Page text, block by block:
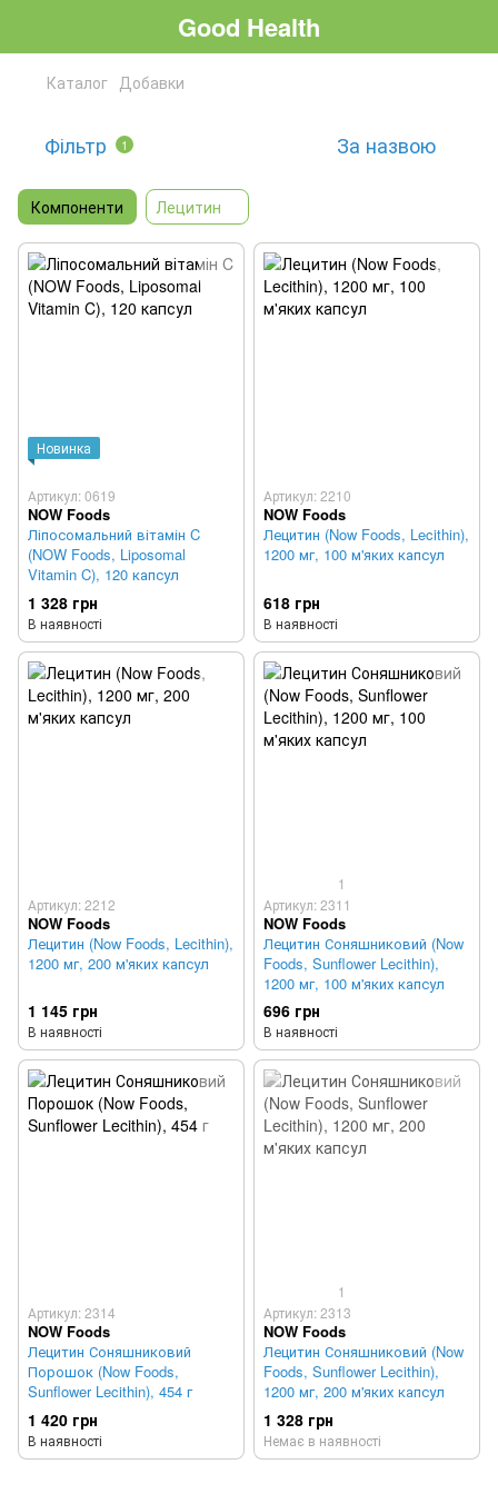
Good Health
Каталог Добавки
Фільтр 1 За назвою
Компоненти Лецитин
Новинка
Артикул: 0619
NOW Foods
Ліпосомальний вітамін C
(NOW Foods, Liposomal
Vitamin C), 120 капсул
1 328 грн
В наявності
Артикул: 2210
NOW Foods
Лецитин (Now Foods, Lecithin),
1200 мг, 100 м'яких капсул
618 грн
В наявності
Артикул: 2212
NOW Foods
Лецитин (Now Foods, Lecithin),
1200 мг, 200 м'яких капсул
1 145 грн
В наявності
1
Артикул: 2311
NOW Foods
Лецитин Соняшниковий (Now
Foods, Sunflower Lecithin),
1200 мг, 100 м'яких капсул
696 грн
В наявності
Артикул: 2314
NOW Foods
Лецитин Соняшниковий
Порошок (Now Foods,
Sunflower Lecithin), 454 г
1 420 грн
В наявності
1
Артикул: 2313
NOW Foods
Лецитин Соняшниковий (Now
Foods, Sunflower Lecithin),
1200 мг, 200 м'яких капсул
1 328 грн
Немає в наявності